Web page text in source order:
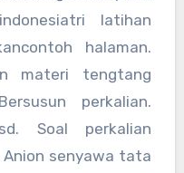
latihan
halaman.
materi tengtang
perkalian.
Soal perkalian
Anion senyawa tata